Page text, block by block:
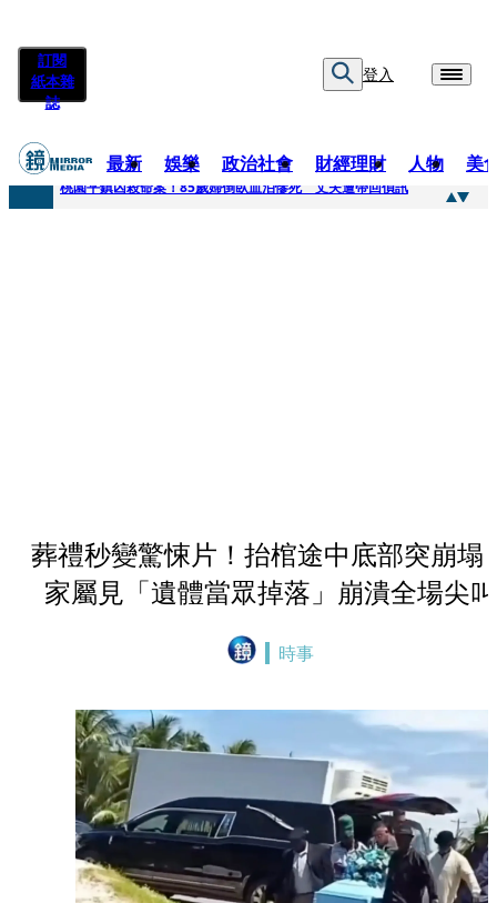
訂閱
紙本雜
誌
登入
最新 娛樂 政治社會 財經理財 人物 美
快訊
桃園平鎮凶殺命案！85歲婦倒臥血泊慘死 丈夫遭帶回偵訊
葬禮秒變驚悚片！抬棺途中底部突崩
家屬見「遺體當眾掉落」崩潰全場尖叫
時事